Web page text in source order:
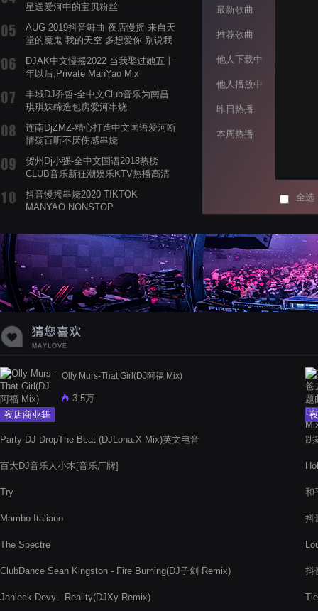
星送爱河中的宝贝粉丝
AUG 2019抖音舞曲 夜店慢摇 来自天
堂的魔鬼 我的天空 多想爱你 别说我
DJAK中文慢摇2022 当我娶过她五十
年以后,Private ManYao Mix
丰城DJ乔哲-全中文Club音乐为南昌
琪琪妹缔造包房爱河串烧
连南DjZMZ-精心打造中文国语爱河断
情殇百听不厌伤感串烧
贺州Dj小强-全中文国语2018热榜
CLUB音乐新狂潮娱乐KTV热播高清
抖音慢摇串烧2020 TIKTOK
MANYAO NONSTOP
蝉爸爸妈妈爱存在夏天的风是想你的
声音啊
最新歌曲
推荐歌曲
他人下载中
他人播放中
昨日热播
本周热播
全选
夜店商业舞
Olly Murs-That Girl(DJ阿福 Mix)
3.5万
Party DJ DropThe Beat (DJLona.X Mix)英文电音
百大DJ音乐人小木[音乐厂牌]
Try
Mambo Italiano
The Spectre
ClubDance Sean Kingston - Fire Burning(DJ子剑 Remix)
Janieck Devy - Reality(DJXy Remix)
跳
和
抖
抖